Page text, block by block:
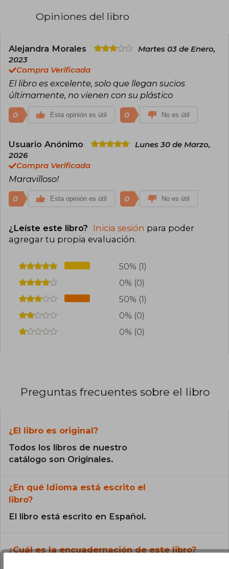
Entre sus títulos más destacados se encuentran
dos maridos" (1966) y "Tienda de los milagros"
(1969). A lo largo de su carrera, recibió
reconocimientos como el Premio Jabuti y el
Premio Luís de Camões.
Opiniones del libro
Alejandra Morales
Martes 03 de Enero,
2023
Compra Verificada
El libro es excelente, solo que llegan sucios
últimamente, no vienen con su plástico
0 Esta opinión es útil 0 No es útil
Usuario Anónimo
Lunes 30 de Marzo,
2026
Compra Verificada
Maravilloso!
0 Esta opinión es útil 0 No es útil
¿Leíste este libro? Inicia sesión para poder
agregar tu propia evaluación.
50% (1)
0% (0)
50% (1)
0% (0)
0% (0)
Preguntas frecuentes sobre el libro
¿El libro es original?
Todos los libros de nuestro
catálogo son Originales.
¿En qué Idioma está escrito el
libro?
El libro está escrito en Español.
¿Cuál es la encuadernación de este libro?